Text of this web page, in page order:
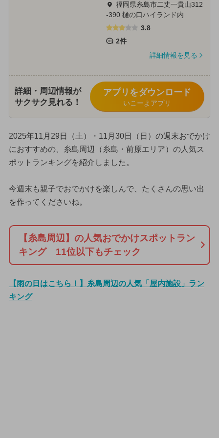
福岡県糸島市二丈一貴山312
-390 樋の口ハイランド内
3.8
2件
詳細情報を見る
詳細・周辺情報が
サクサク見れる！
アプリをダウンロード
いこーよアプリ
2025年11月29日（土）・11月30日（日）の週末おでかけ
におすすめの、糸島周辺（糸島・前原エリア）の人気ス
ポットランキングを紹介しました。
今週末も親子でおでかけを楽しんで、たくさんの思い出
を作ってくださいね。
【糸島周辺】の人気おでかけスポットラン
キング 11位以下もチェック
【雨の日はこちら！】糸島周辺の人気「屋内施設」ラン
キング